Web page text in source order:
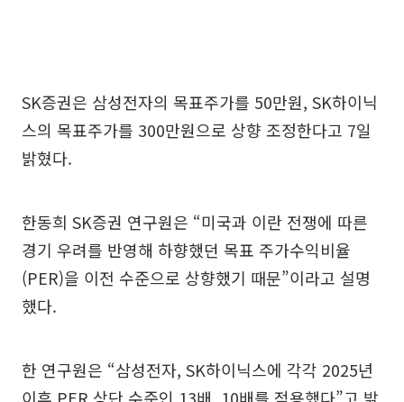
SK증권은 삼성전자의 목표주가를 50만원, SK하이닉
스의 목표주가를 300만원으로 상향 조정한다고 7일
밝혔다.
한동희 SK증권 연구원은 “미국과 이란 전쟁에 따른
경기 우려를 반영해 하향했던 목표 주가수익비율
(PER)을 이전 수준으로 상향했기 때문”이라고 설명
했다.
한 연구원은 “삼성전자, SK하이닉스에 각각 2025년